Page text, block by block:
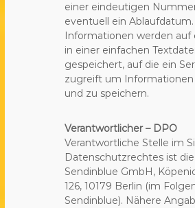
einer eindeutigen
eventuell ein
Informationen werden auf
in einer einfachen Textdatei
gespeichert, auf die ein
zugreift um Informationen
und zu speichern.
Verantwortlicher – DPO
Verantwortliche Stelle im
Datenschutzrechtes ist die
Sendinblue GmbH,
126, 10179 Berlin (im
Sendinblue). Nähere